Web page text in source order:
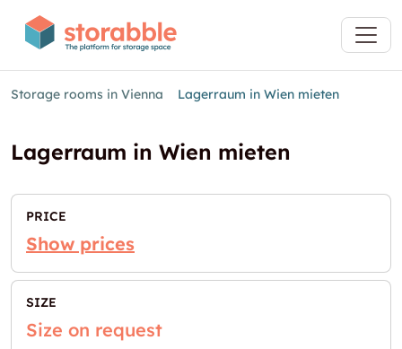
Storage rooms in Vienna Lagerraum in Wien mieten
Lagerraum in Wien mieten
PRICE
Show prices
SIZE
Size on request